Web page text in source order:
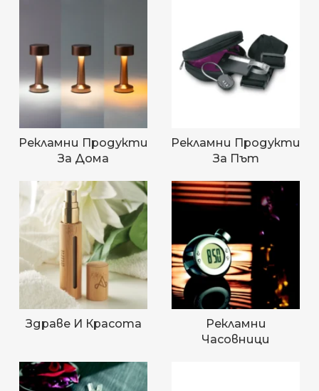
Рекламни Продукти
За Дома
Рекламни Продукти
За Път
Здраве И Красота
Рекламни
Часовници